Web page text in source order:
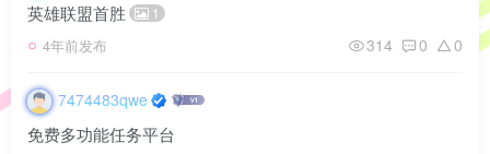
英雄联盟首胜 1
4年前发布 314 0 0
7474483qwe
免费多功能任务平台